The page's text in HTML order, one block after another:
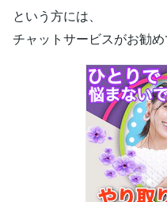
という方には、
チャットサービスがお勧